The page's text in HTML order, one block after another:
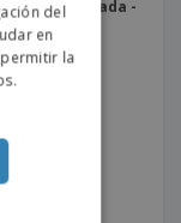
esmaltada -
del
en
la